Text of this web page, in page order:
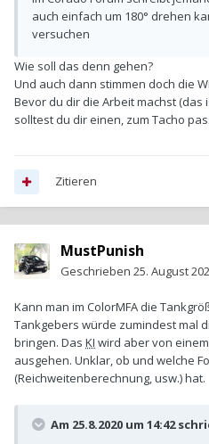
auch einfach um 180° drehen
versuchen
Wie soll das denn gehen?
Und auch dann stimmen doch die
Bevor du dir die Arbeit machst (das
solltest du dir einen, zum Tacho
Zitieren
MustPunish
Geschrieben 25. August
Kann man im ColorMFA die
Tankgebers würde zumindest mal
bringen. Das KI wird aber von
ausgehen. Unklar, ob und welche
(Reichweitenberechnung, usw.) hat.
Am 25.8.2020 um 14:42